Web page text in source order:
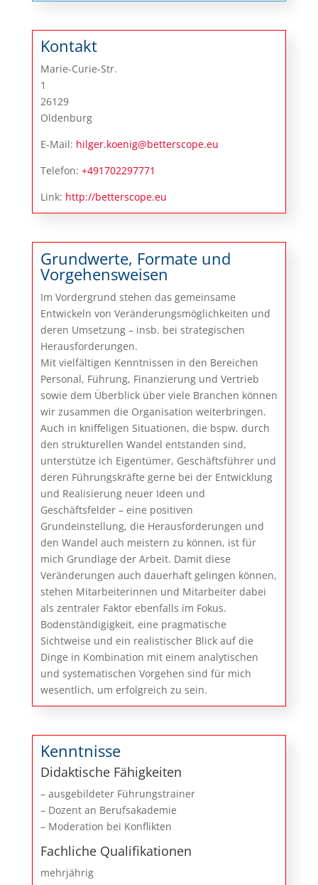
Kontakt
Marie-Curie-Str.
1
26129
Oldenburg
E-Mail: hilger.koenig@betterscope.eu
Telefon: +491702297771
Link: http://betterscope.eu
Grundwerte, Formate und
Vorgehensweisen
Im Vordergrund stehen das gemeinsame
Entwickeln von Veränderungsmöglichkeiten und
deren Umsetzung – insb. bei strategischen
Herausforderungen.
Mit vielfältigen Kenntnissen in den Bereichen
Personal, Führung, Finanzierung und Vertrieb
sowie dem Überblick über viele Branchen können
wir zusammen die Organisation weiterbringen.
Auch in kniffeligen Situationen, die bspw. durch
den strukturellen Wandel entstanden sind,
unterstütze ich Eigentümer, Geschäftsführer und
deren Führungskräfte gerne bei der Entwicklung
und Realisierung neuer Ideen und
Geschäftsfelder – eine positiven
Grundeinstellung, die Herausforderungen und
den Wandel auch meistern zu können, ist für
mich Grundlage der Arbeit. Damit diese
Veränderungen auch dauerhaft gelingen können,
stehen Mitarbeiterinnen und Mitarbeiter dabei
als zentraler Faktor ebenfalls im Fokus.
Bodenständigigkeit, eine pragmatische
Sichtweise und ein realistischer Blick auf die
Dinge in Kombination mit einem analytischen
und systematischen Vorgehen sind für mich
wesentlich, um erfolgreich zu sein.
Kenntnisse
Didaktische Fähigkeiten
– ausgebildeter Führungstrainer
– Dozent an Berufsakademie
– Moderation bei Konflikten
Fachliche Qualifikationen
mehrjährig